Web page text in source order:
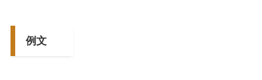
例文